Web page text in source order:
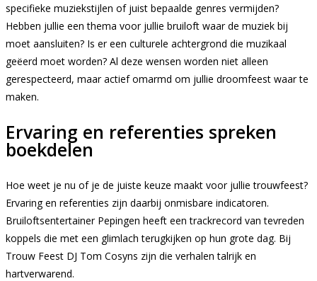
specifieke muziekstijlen of juist bepaalde genres vermijden?
Hebben jullie een thema voor jullie bruiloft waar de muziek bij
moet aansluiten? Is er een culturele achtergrond die muzikaal
geëerd moet worden? Al deze wensen worden niet alleen
gerespecteerd, maar actief omarmd om jullie droomfeest waar te
maken.
Ervaring en referenties spreken
boekdelen
Hoe weet je nu of je de juiste keuze maakt voor jullie trouwfeest?
Ervaring en referenties zijn daarbij onmisbare indicatoren.
Bruiloftsentertainer Pepingen heeft een trackrecord van tevreden
koppels die met een glimlach terugkijken op hun grote dag. Bij
Trouw Feest DJ Tom Cosyns zijn die verhalen talrijk en
hartverwarend.